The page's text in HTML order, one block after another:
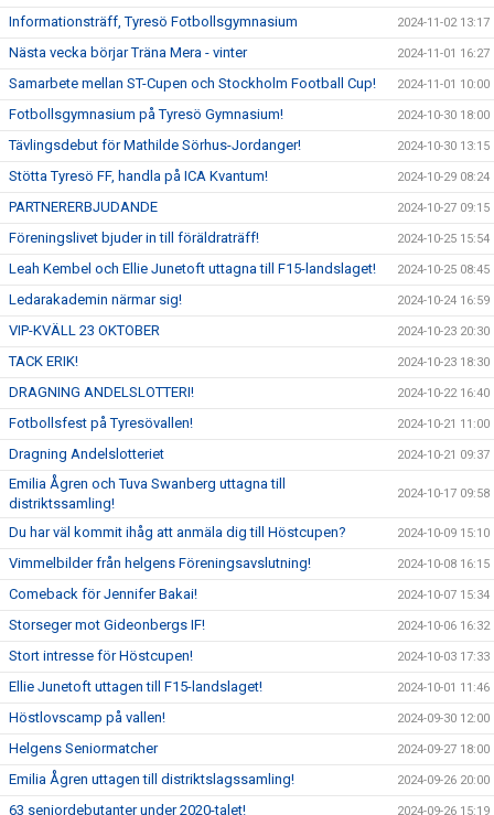
Informationsträff, Tyresö Fotbollsgymnasium 2024-11-02 13:17
Nästa vecka börjar Träna Mera - vinter 2024-11-01 16:27
Samarbete mellan ST-Cupen och Stockholm Football Cup! 2024-11-01 10:00
Fotbollsgymnasium på Tyresö Gymnasium! 2024-10-30 18:00
Tävlingsdebut för Mathilde Sörhus-Jordanger! 2024-10-30 13:15
Stötta Tyresö FF, handla på ICA Kvantum! 2024-10-29 08:24
PARTNERERBJUDANDE 2024-10-27 09:15
Föreningslivet bjuder in till föräldraträff! 2024-10-25 15:54
Leah Kembel och Ellie Junetoft uttagna till F15-landslaget! 2024-10-25 08:45
Ledarakademin närmar sig! 2024-10-24 16:59
VIP-KVÄLL 23 OKTOBER 2024-10-23 20:30
TACK ERIK! 2024-10-23 18:30
DRAGNING ANDELSLOTTERI! 2024-10-22 16:40
Fotbollsfest på Tyresövallen! 2024-10-21 11:00
Dragning Andelslotteriet 2024-10-21 09:37
Emilia Ågren och Tuva Swanberg uttagna till
distriktssamling!
2024-10-17 09:58
Du har väl kommit ihåg att anmäla dig till Höstcupen? 2024-10-09 15:10
Vimmelbilder från helgens Föreningsavslutning! 2024-10-08 16:15
Comeback för Jennifer Bakai! 2024-10-07 15:34
Storseger mot Gideonbergs IF! 2024-10-06 16:32
Stort intresse för Höstcupen! 2024-10-03 17:33
Ellie Junetoft uttagen till F15-landslaget! 2024-10-01 11:46
Höstlovscamp på vallen! 2024-09-30 12:00
Helgens Seniormatcher 2024-09-27 18:00
Emilia Ågren uttagen till distriktslagssamling! 2024-09-26 20:00
63 seniordebutanter under 2020-talet! 2024-09-26 15:19